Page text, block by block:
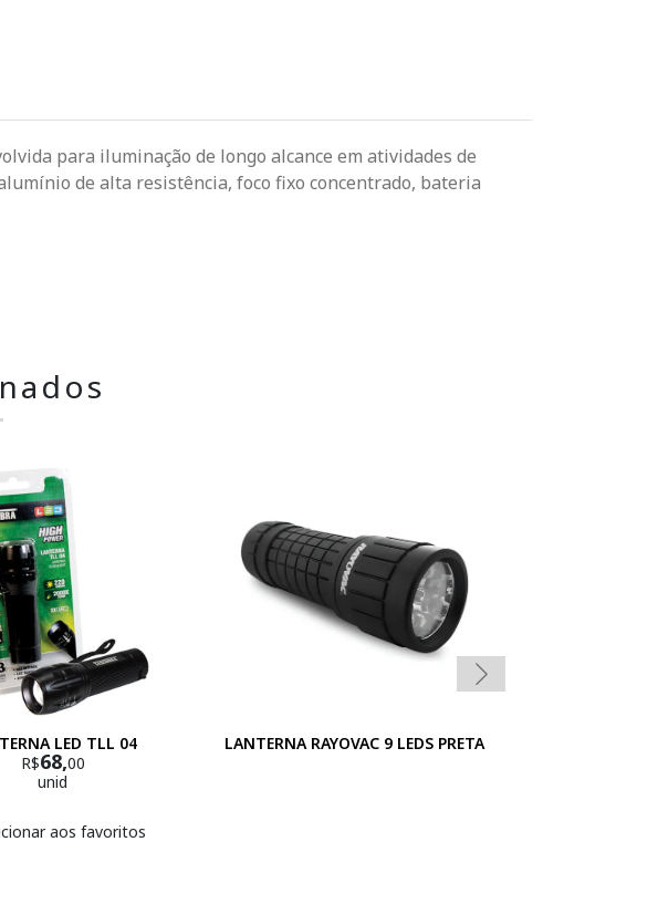
para iluminação de longo alcance em atividades de
de alta resistência, foco fixo concentrado, bateria
LED TLL 04
R$68,00
unid
aos favoritos
LANTERNA RAYOVAC 9 LEDS PRETA